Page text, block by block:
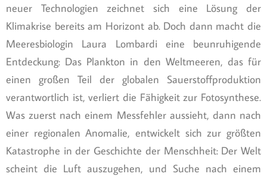
neuer Technologien zeichnet sich eine Lösung der
Klimakrise bereits am Horizont ab. Doch dann macht die
Meeresbiologin Laura Lombardi eine beunruhigende
Entdeckung: Das Plankton in den Weltmeeren, das für
einen großen Teil der globalen Sauerstoffproduktion
verantwortlich ist, verliert die Fähigkeit zur Fotosynthese.
Was zuerst nach einem Messfehler aussieht, dann nach
einer regionalen Anomalie, entwickelt sich zur größten
Katastrophe in der Geschichte der Menschheit: Der Welt
scheint die Luft auszugehen, und Suche nach einem